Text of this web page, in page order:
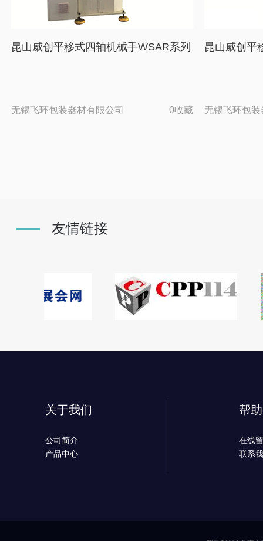
昆山威创平移式四轴机械手WSAR系列
无锡飞环包装器材有限公司 0收藏
昆山威创平
无锡飞环包
友情链接
关于我们
公司简介
产品中心
帮
在线
联系